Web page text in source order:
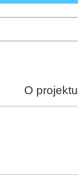
O projektu